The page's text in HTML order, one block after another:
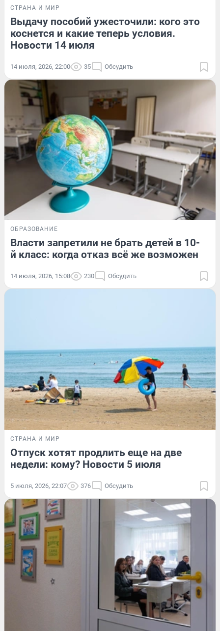
СТРАНА И МИР
Выдачу пособий ужесточили: кого это
коснется и какие теперь условия.
Новости 14 июля
14 июля, 2026, 22:00 35 Обсудить
ОБРАЗОВАНИЕ
Власти запретили не брать детей в 10-
й класс: когда отказ всё же возможен
14 июля, 2026, 15:08 230 Обсудить
СТРАНА И МИР
Отпуск хотят продлить еще на две
недели: кому? Новости 5 июля
5 июля, 2026, 22:07 376 Обсудить